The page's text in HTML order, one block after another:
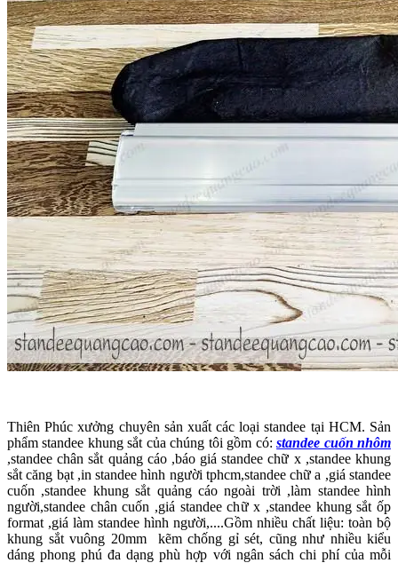
Thiên Phúc xưởng chuyên sản xuất các loại standee tại HCM. Sản
phẩm standee khung sắt của chúng tôi gồm có:standee cuốn nhôm
,standee chân sắt quảng cáo ,báo giá standee chữ x ,standee khung
sắt căng bạt ,in standee hình người tphcm,standee chữ a ,giá standee
cuốn ,standee khung sắt quảng cáo ngoài trời ,làm standee hình
người,standee chân cuốn ,giá standee chữ x ,standee khung sắt ốp
format ,giá làm standee hình người,....Gồm nhiều chất liệu: toàn bộ
khung sắt vuông 20mm kẽm chống gỉ sét, cũng như nhiều kiểu
dáng phong phú đa dạng phù hợp với ngân sách chi phí của mỗi